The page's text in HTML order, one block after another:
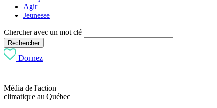
Agir
Jeunesse
Chercher avec un mot clé
Rechercher
Donnez
Média de l'action
climatique au Québec